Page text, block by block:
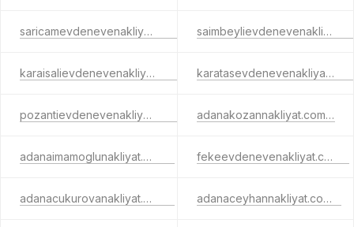
saricamevdenevenakliyat.com.tr saimbeylievdenevenakliyat.com.tr
karaisalievdenevenakliyat.com.tr karatasevdenevenakliyat.com.tr
pozantievdenevenakliyat.com.tr adanakozannakliyat.com.tr
adanaimamoglunakliyat.com.tr fekeevdenevenakliyat.com.tr
adanacukurovanakliyat.com.tr adanaceyhannakliyat.com.tr